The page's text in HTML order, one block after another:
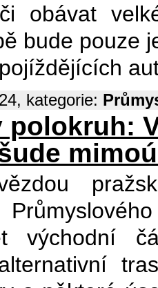
obávat
bude pouze
kategorie:
polokruh:
východní